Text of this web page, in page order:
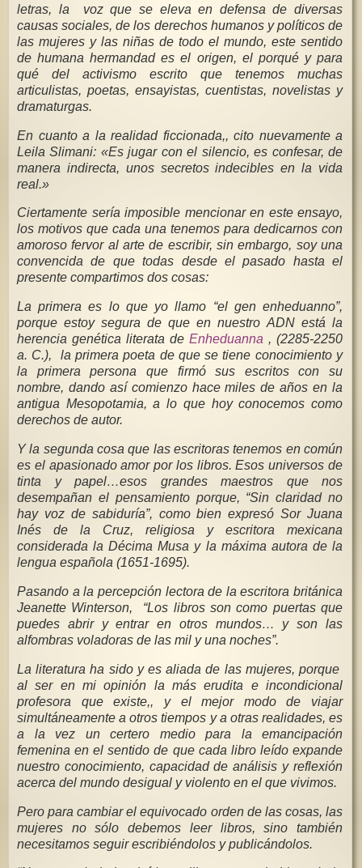
letras, la voz que se eleva en defensa de diversas
causas sociales, de los derechos humanos y políticos de
las mujeres y las niñas de todo el mundo, este sentido
de humana hermandad es el origen, el porqué y para
qué del activismo escrito que tenemos muchas
articulistas, poetas, ensayistas, cuentistas, novelistas y
dramaturgas.
En cuanto a la realidad ficcionada,, cito nuevamente a
Leila Slimani: «Es jugar con el silencio, es confesar, de
manera indirecta, unos secretos indecibles en la vida
real.»
Ciertamente sería imposible mencionar en este ensayo,
los motivos que cada una tenemos para dedicarnos con
amoroso fervor al arte de escribir, sin embargo, soy una
convencida de que todas desde el pasado hasta el
presente compartimos dos cosas:
La primera es lo que yo llamo “el gen enheduanno”,
porque estoy segura de que en nuestro ADN está la
herencia genética literata de Enheduanna , (2285-2250
a. C.), la primera poeta de que se tiene conocimiento y
la primera persona que firmó sus escritos con su
nombre, dando así comienzo hace miles de años en la
antigua Mesopotamia, a lo que hoy conocemos como
derechos de autor.
Y la segunda cosa que las escritoras tenemos en común
es el apasionado amor por los libros. Esos universos de
tinta y papel…esos grandes maestros que nos
desempañan el pensamiento porque, “Sin claridad no
hay voz de sabiduría”, como bien expresó Sor Juana
Inés de la Cruz, religiosa y escritora mexicana
considerada la Décima Musa y la máxima autora de la
lengua española (1651-1695).
Pasando a la percepción lectora de la escritora británica
Jeanette Winterson, “Los libros son como puertas que
puedes abrir y entrar en otros mundos… y son las
alfombras voladoras de las mil y una noches”.
La literatura ha sido y es aliada de las mujeres, porque
al ser en mi opinión la más erudita e incondicional
profesora que existe,, y el mejor modo de viajar
simultáneamente a otros tiempos y a otras realidades, es
a la vez un certero medio para la emancipación
femenina en el sentido de que cada libro leído expande
nuestro conocimiento, capacidad de análisis y reflexión
acerca del mundo desigual y violento en el que vivimos.
Pero para cambiar el equivocado orden de las cosas, las
mujeres no sólo debemos leer libros, sino también
necesitamos seguir escribiéndolos y publicándolos.